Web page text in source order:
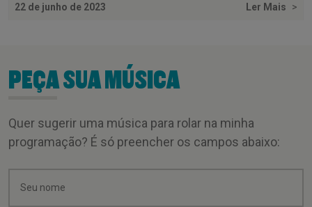
22 de junho de 2023 Ler Mais >
PEÇA SUA MÚSICA
Quer sugerir uma música para rolar na minha
programação? É só preencher os campos abaixo: